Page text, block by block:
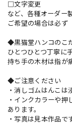
□文字変更
など、各種オーダー
ご希望の場合は必ず
◆黒猫堂ハンコのこ
ひとつひとつ丁寧に
持ち手の木材は指が
◆ご注意ください
・消しゴムはんこは
・インクカラーや押
あります。
・写真は見本作品で